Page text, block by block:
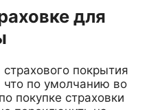
для
покрытия
что по умолчанию во
покупке страховки